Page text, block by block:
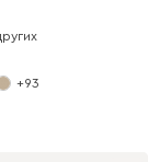
+93